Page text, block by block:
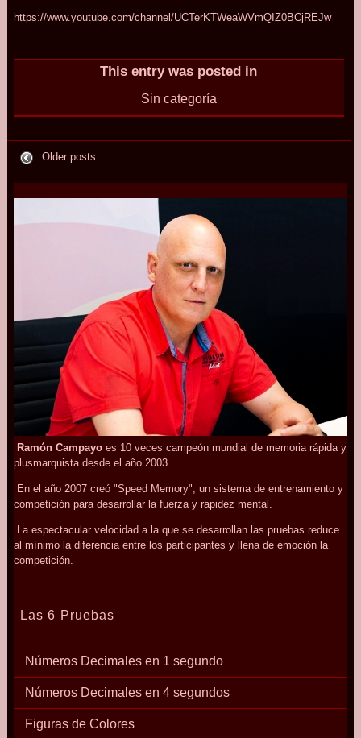
https://www.youtube.com/channel/UCTerKTWeaWVmQIZ0BCjREJw
This entry was posted in
Sin categoría
Older posts
Ramón Campayoes 10 veces campeón mundial de memoria rápida y
plusmarquista desde el año 2003.
En el año 2007 creó "Speed Memory", un sistema de entrenamiento y
competición para desarrollar la fuerza y rapidez mental.
La espectacular velocidad a la que se desarrollan las pruebas reduce
al mínimo la diferencia entre los participantes y llena de emoción la
competición.
Las 6 Pruebas
Números Decimales en 1 segundo
Números Decimales en 4 segundos
Figuras de Colores